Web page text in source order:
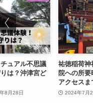
ュアル不思議
は？沖津宮ど
8月28日
祐徳稲荷神
院への所要
アクセスま
2024年7月